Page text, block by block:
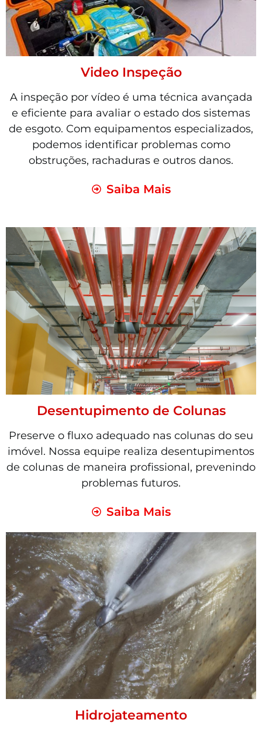
Video Inspeção
A inspeção por vídeo é uma técnica avançada
e eficiente para avaliar o estado dos sistemas
de esgoto. Com equipamentos especializados,
podemos identificar problemas como
obstruções, rachaduras e outros danos.
Saiba Mais
Desentupimento de Colunas
Preserve o fluxo adequado nas colunas do seu
imóvel. Nossa equipe realiza desentupimentos
de colunas de maneira profissional, prevenindo
problemas futuros.
Saiba Mais
Hidrojateamento